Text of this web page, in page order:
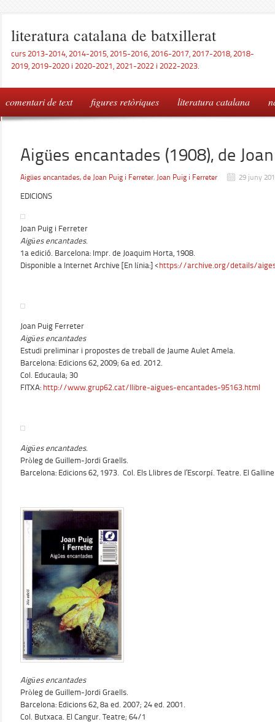
literatura catalana de batxillerat
curs 2013-2014, 2014-2015, 2015-2016, 2016-2017, 2017-2018, 2018-
2019, 2019-2020 i 2020-2021, 2021-2022 i 2022-2023.
comentari de text figures retòriques literatura catalana
Aigües encantades (1908), de
Aigües encantades, de Joan Puig i Ferreter, Joan Puig i Ferreter 29 juny
EDICIONS
Joan Puig i Ferreter
Aigües encantades.
1a edició. Barcelona: Impr. de Joaquim Horta, 1908.
Disponible a Internet Archive [En línia:] <https://archive.org/details/
Joan Puig Ferreter
Aigües encantades
Estudi preliminar i propostes de treball de Jaume Aulet Amela.
Barcelona: Edicions 62, 2009; 6a ed. 2012.
Col. Educaula; 30
FITXA: http://www.grup62.cat/llibre-aigues-encantades-95163.html
Aigües encantades.
Pròleg de Guillem-Jordi Graells.
Barcelona: Edicions 62, 1973. Col. Els Llibres de l’Escorpí. Teatre. El
Aigües encantades
Pròleg de Guillem-Jordi Graells.
Barcelona: Edicions 62, 8a ed. 2007; 24 ed. 2001.
Col. Butxaca. El Cangur. Teatre; 64/1